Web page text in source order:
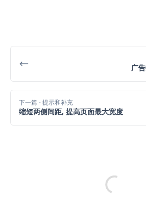
广
下一篇- 提示和补充
缩短两侧间距, 提高页面最大宽度